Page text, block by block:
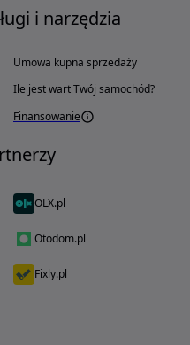
i narzędzia
Umowa kupna sprzedaży
Ile jest wart Twój samochód?
Finansowanie
OLX.pl
Otodom.pl
Fixly.pl